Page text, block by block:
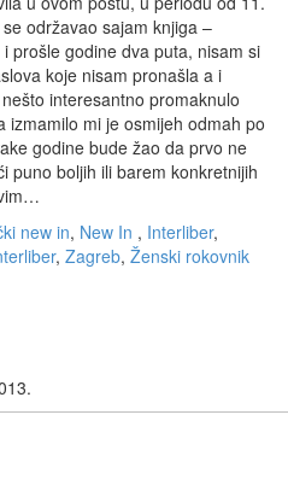
održavao sajam knjiga –
prošle godine dva puta, nisam si
koje nisam pronašla a i
interesantno promaknulo
izmamilo mi je osmijeh odmah po
godine bude žao da prvo ne
puno boljih ili barem konkretnijih
new in, New In , Interliber,
, Zagreb, Ženski rokovnik